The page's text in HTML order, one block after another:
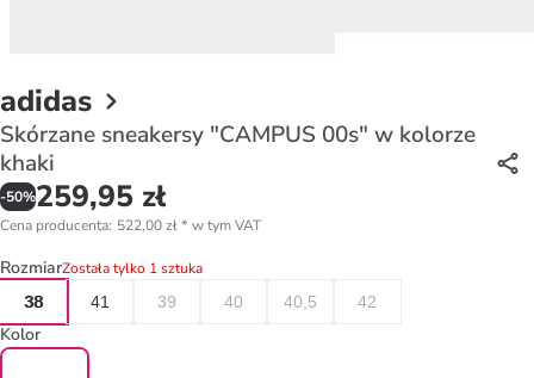
adidas
Skórzane sneakersy "CAMPUS 00s" w kolorze
khaki
-50%259,95 zł
Cena producenta: 522,00 zł* w tym VAT
RozmiarZostała tylko 1 sztuka
38
41 39 40 40,5 42
Kolor